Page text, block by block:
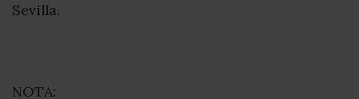
Sevilla.
NOTA: